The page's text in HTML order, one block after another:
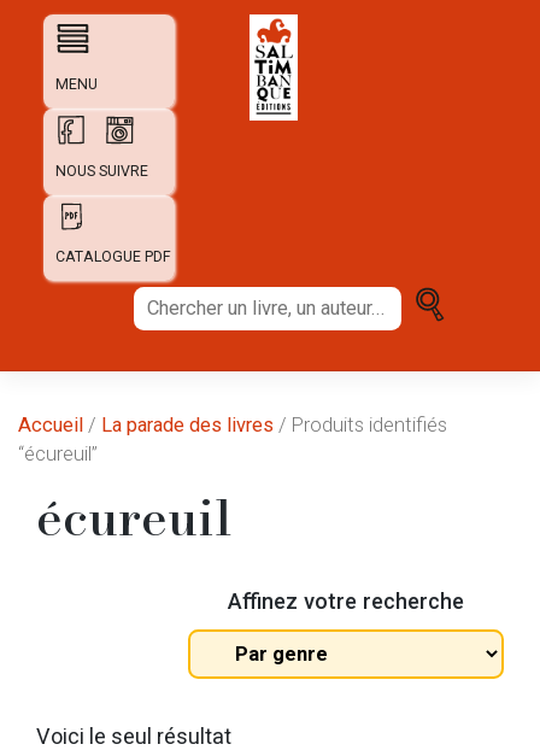
MENU
NOUS SUIVRE
CATALOGUE PDF
Chercher
un
auteur...
Accueil / La parade des livres / Produits identifiés
“écureuil”
écureuil
Affinez votre recherche
Tous
les
Voici le seul résultat